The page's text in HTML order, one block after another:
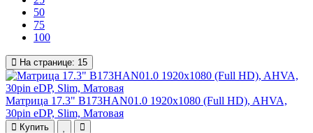
50
75
100
На странице: 15
Матрица 17.3" B173HAN01.0 1920x1080 (Full HD), AHVA,
30pin eDP, Slim, Матовая
Купить